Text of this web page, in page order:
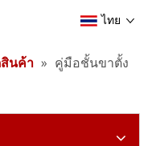
ไทย
สินค้า » คู่มือชั้นขาตั้ง